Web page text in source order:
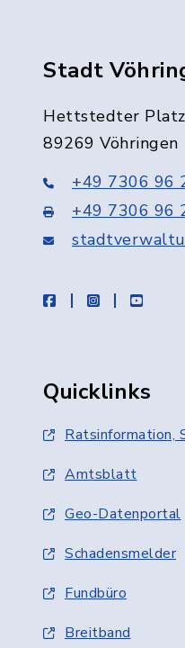
Stadt
Hettstedter
89269 Vöhringen
+49 7306 96
+49 7306 96
facebookinstagram
Quicklinks
Ratsinformation,
Amtsblatt
Geo-Datenportal
Schadensmelder
Fundbüro
Breitband